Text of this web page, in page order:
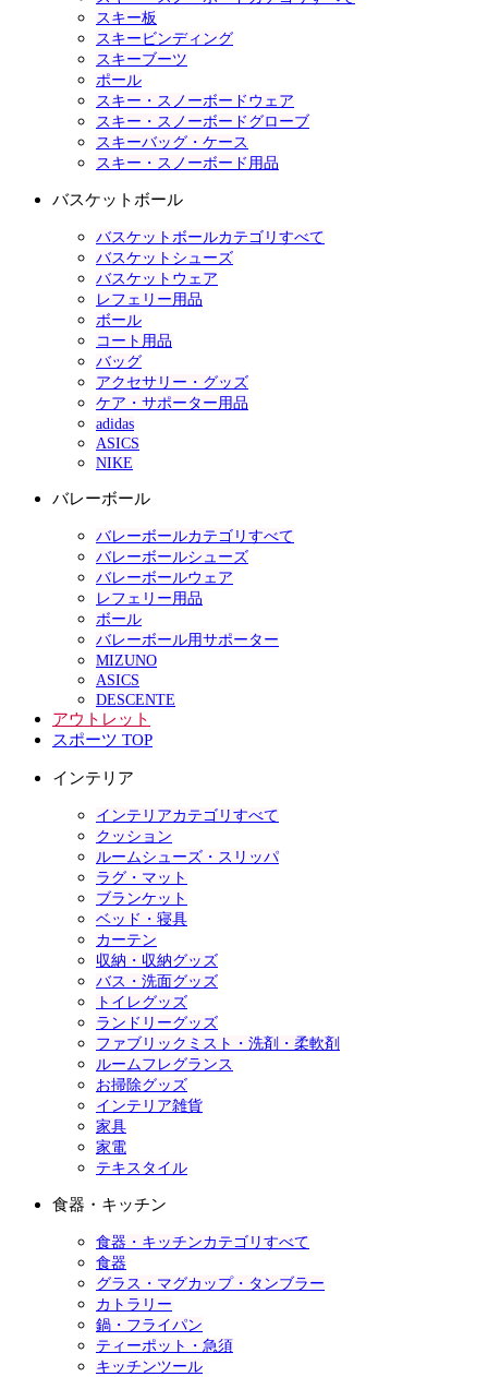
スキー板
スキービンディング
スキーブーツ
ポール
スキー・スノーボードウェア
スキー・スノーボードグローブ
スキーバッグ・ケース
スキー・スノーボード用品
バスケットボール
バスケットボールカテゴリすべて
バスケットシューズ
バスケットウェア
レフェリー用品
ボール
コート用品
バッグ
アクセサリー・グッズ
ケア・サポーター用品
adidas
ASICS
NIKE
バレーボール
バレーボールカテゴリすべて
バレーボールシューズ
バレーボールウェア
レフェリー用品
ボール
バレーボール用サポーター
MIZUNO
ASICS
DESCENTE
アウトレット
スポーツ TOP
インテリア
インテリアカテゴリすべて
クッション
ルームシューズ・スリッパ
ラグ・マット
ブランケット
ベッド・寝具
カーテン
収納・収納グッズ
バス・洗面グッズ
トイレグッズ
ランドリーグッズ
ファブリックミスト・洗剤・柔軟剤
ルームフレグランス
お掃除グッズ
インテリア雑貨
家具
家電
テキスタイル
食器・キッチン
食器・キッチンカテゴリすべて
食器
グラス・マグカップ・タンブラー
カトラリー
鍋・フライパン
ティーポット・急須
キッチンツール